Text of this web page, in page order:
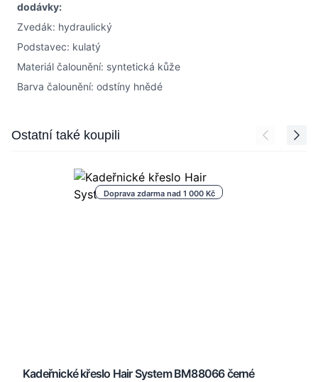
dodávky:
Zvedák: hydraulický
Podstavec: kulatý
Materiál čalounění: syntetická kůže
Barva čalounění: odstíny hnědé
Press to skip carousel
Ostatní také koupili
Doprava zdarma nad 1 000 Kč
Kadeřnické křeslo Hair System BM88066 černé